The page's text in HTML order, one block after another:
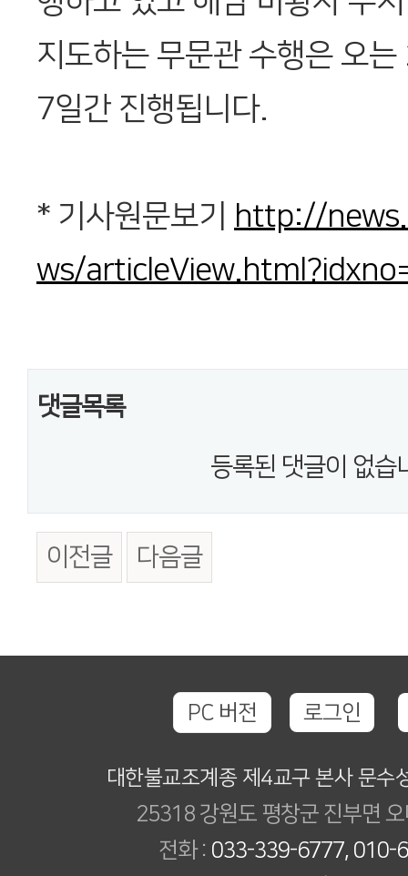
지도하는 무문관 수행은 오
7일간 진행됩니다.
* 기사원문보기
http://
ws/
댓글목록
등록된 댓글이 없습
이전글 다음글
PC 버전 로그인
대한불교조계종 제4교구 본사 문수
25318 강원도 평창군 진부면
전화 : 033-339-6777, 010-